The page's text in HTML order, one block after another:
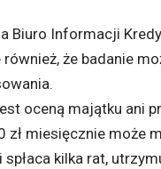
Biuro Informacji
również, że badanie
oceną majątku ani
zł miesięcznie może
spłaca kilka rat,